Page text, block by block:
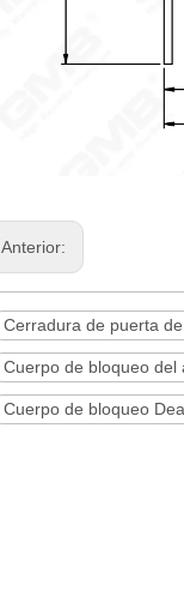
Anterior:
Cerradura de puerta
Cuerpo de bloqueo del
Cuerpo de bloqueo